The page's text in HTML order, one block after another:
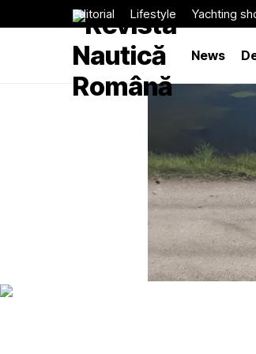
Editorial Lifestyle Yachting
News